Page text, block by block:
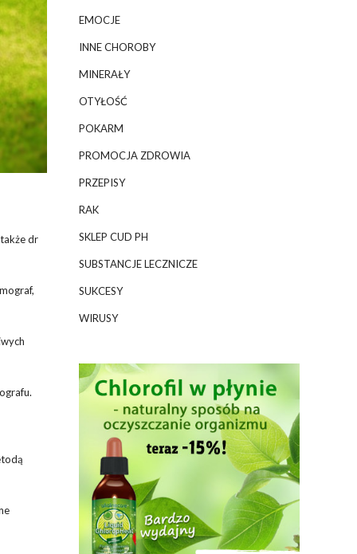
dr
EMOCJE
INNE CHOROBY
MINERAŁY
OTYŁOŚĆ
POKARM
PROMOCJA ZDROWIA
PRZEPISY
RAK
SKLEP CUD PH
SUBSTANCJE LECZNICZE
SUKCESY
WIRUSY